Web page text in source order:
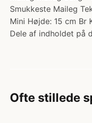
Smukkeste Maileg
Mini Højde: 15 cm Br
Dele af indholdet på
Ofte stillede